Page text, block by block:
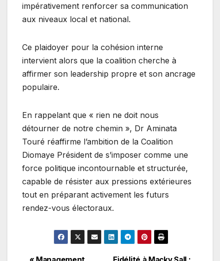
impérativement renforcer sa communication
aux niveaux local et national.
Ce plaidoyer pour la cohésion interne
intervient alors que la coalition cherche à
affirmer son leadership propre et son ancrage
populaire.
En rappelant que « rien ne doit nous
détourner de notre chemin », Dr Aminata
Touré réaffirme l’ambition de la Coalition
Diomaye Président de s’imposer comme une
force politique incontournable et structurée,
capable de résister aux pressions extérieures
tout en préparant activement les futurs
rendez-vous électoraux.